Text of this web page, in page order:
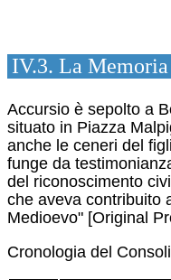
IV.3. La
Accursio è sepolto a
situato in Piazza
anche le ceneri del
funge da
del riconoscimento
che aveva contribuito
Medioevo" [Original
Cronologia del